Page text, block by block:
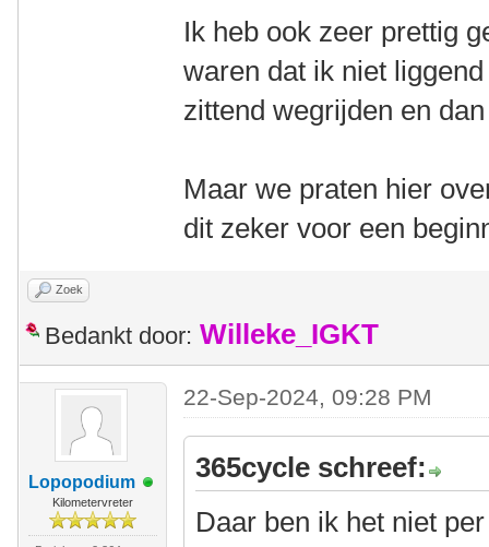
Ik heb ook zeer prettig
waren dat ik niet
zittend wegrijden en
Maar we praten hier
dit zeker voor een
Zoek
Bedankt door: Willeke_IGKT
Lopopodium
Kilometervreter
22-Sep-2024, 09:28 PM
365cycle schreef:
Daar ben ik het niet